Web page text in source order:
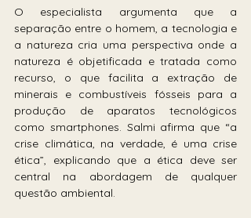
O especialista argumenta que a
separação entre o homem, a tecnologia e
a natureza cria uma perspectiva onde a
natureza é objetificada e tratada como
recurso, o que facilita a extração de
minerais e combustíveis fósseis para a
produção de aparatos tecnológicos
como smartphones. Salmi afirma que “a
crise climática, na verdade, é uma crise
ética”, explicando que a ética deve ser
central na abordagem de qualquer
questão ambiental.